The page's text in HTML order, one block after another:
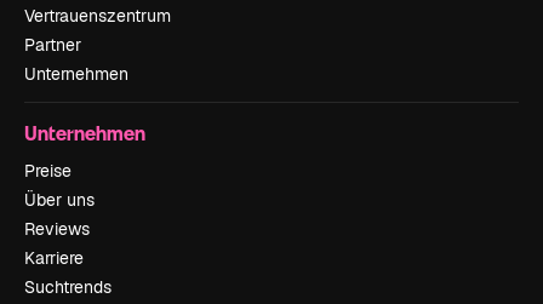
Vertrauenszentrum
Partner
Unternehmen
Unternehmen
Preise
Über uns
Reviews
Karriere
Suchtrends